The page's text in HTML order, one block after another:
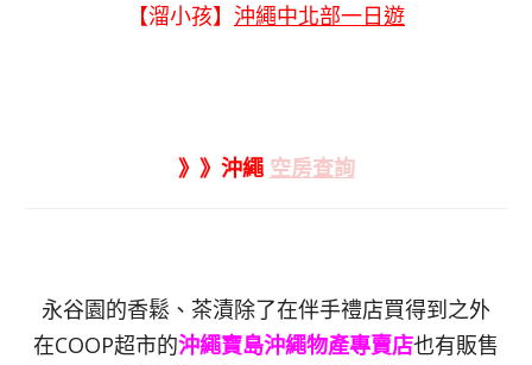
【溜小孩】 沖繩中北部一日遊
》》沖繩 空房查詢
永谷園的香鬆、茶漬除了在伴手禮店買得到之外
在COOP超市的沖繩寶島沖繩物產專賣店也有販售